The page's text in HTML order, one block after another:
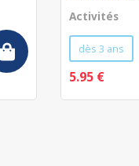
Activités
dès 3 ans
5.95 €